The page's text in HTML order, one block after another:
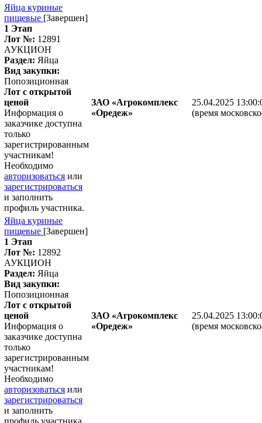
Яйца куриные
пищевые [Завершен]
1 Этап
Лот №: 12891
АУКЦИОН
Раздел: Яйца
Вид закупки:
Попозиционная
Лот с открытой
ценой
Информация о
заказчике доступна
только
зарегистрированным
участникам!
Необходимо
авторизоваться или
зарегистрироваться
и заполнить
профиль участника.
ЗАО «Агрокомплекс
«Оредеж»
25.04.2025
(время
Яйца куриные
пищевые [Завершен]
1 Этап
Лот №: 12892
АУКЦИОН
Раздел: Яйца
Вид закупки:
Попозиционная
Лот с открытой
ценой
Информация о
заказчике доступна
только
зарегистрированным
участникам!
Необходимо
авторизоваться или
зарегистрироваться
и заполнить
профиль участника.
ЗАО «Агрокомплекс
«Оредеж»
25.04.2025
(время